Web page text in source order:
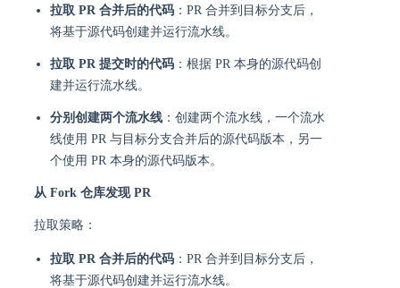
拉取 PR 合并后的代码 ：PR 合并到目标分支后，
将基于源代码创建并运行流水线。
拉取 PR 提交时的代码 ：根据 PR 本身的源代码创
建并运行流水线。
分别创建两个流水线 ：创建两个流水线，一个流水
线使用 PR 与目标分支合并后的源代码版本，另一
个使用 PR 本身的源代码版本。
从 Fork 仓库发现 PR
拉取策略：
拉取 PR 合并后的代码 ：PR 合并到目标分支后，
将基于源代码创建并运行流水线。